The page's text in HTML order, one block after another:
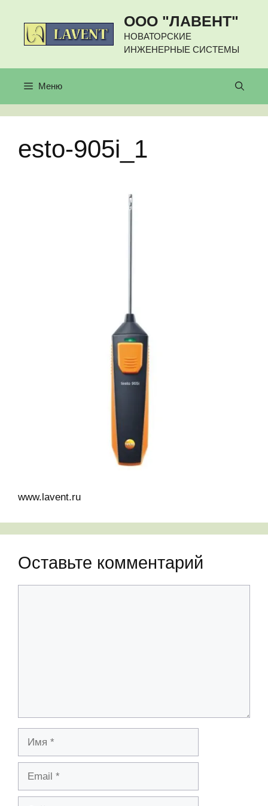
содержимому
ООО "ЛАВЕНТ"
НОВАТОРСКИЕ
ИНЖЕНЕРНЫЕ СИСТЕМЫ
Меню
esto-905i_1
www.lavent.ru
Оставьте комментарий